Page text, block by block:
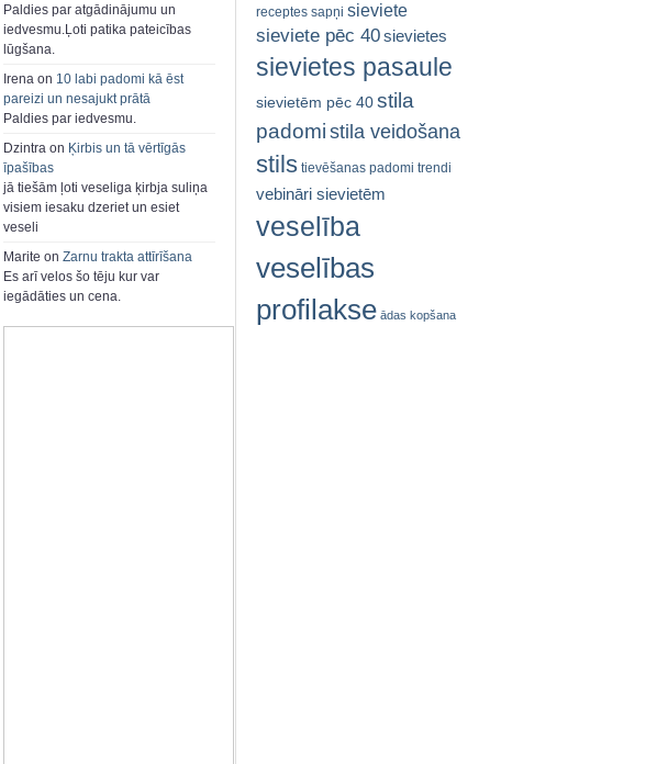
Paldies par atgādinājumu un
iedvesmu.Ļoti patika pateicības
lūgšana.
Irena on 10 labi padomi kā ēst
pareizi un nesajukt prātā
Paldies par iedvesmu.
Dzintra on Ķirbis un tā vērtīgās
īpašības
jā tiešām ļoti veseliga ķirbja suliņa
visiem iesaku dzeriet un esiet
veseli
Marite on Zarnu trakta attīrīšana
Es arī velos šo tēju kur var
iegādāties un cena.
receptes sapņi sieviete
sieviete pēc 40sievietes
sievietes pasaule
sievietēm pēc 40stila
padomistila veidošana
stils tievēšanas padomi trendi
vebināri sievietēm
veselība
veselības
profilakse ādas kopšana